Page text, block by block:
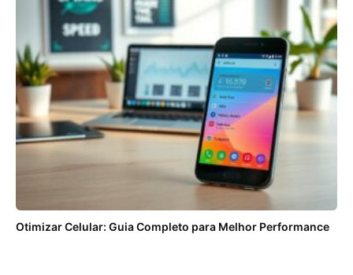
Otimizar Celular: Guia Completo para Melhor Performance